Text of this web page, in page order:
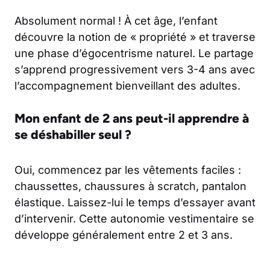
Absolument normal ! À cet âge, l’enfant
découvre la notion de « propriété » et traverse
une phase d’égocentrisme naturel. Le partage
s’apprend progressivement vers 3-4 ans avec
l’accompagnement bienveillant des adultes.
Mon enfant de 2 ans peut-il apprendre à
se déshabiller seul ?
Oui, commencez par les vêtements faciles :
chaussettes, chaussures à scratch, pantalon
élastique. Laissez-lui le temps d’essayer avant
d’intervenir. Cette autonomie vestimentaire se
développe généralement entre 2 et 3 ans.